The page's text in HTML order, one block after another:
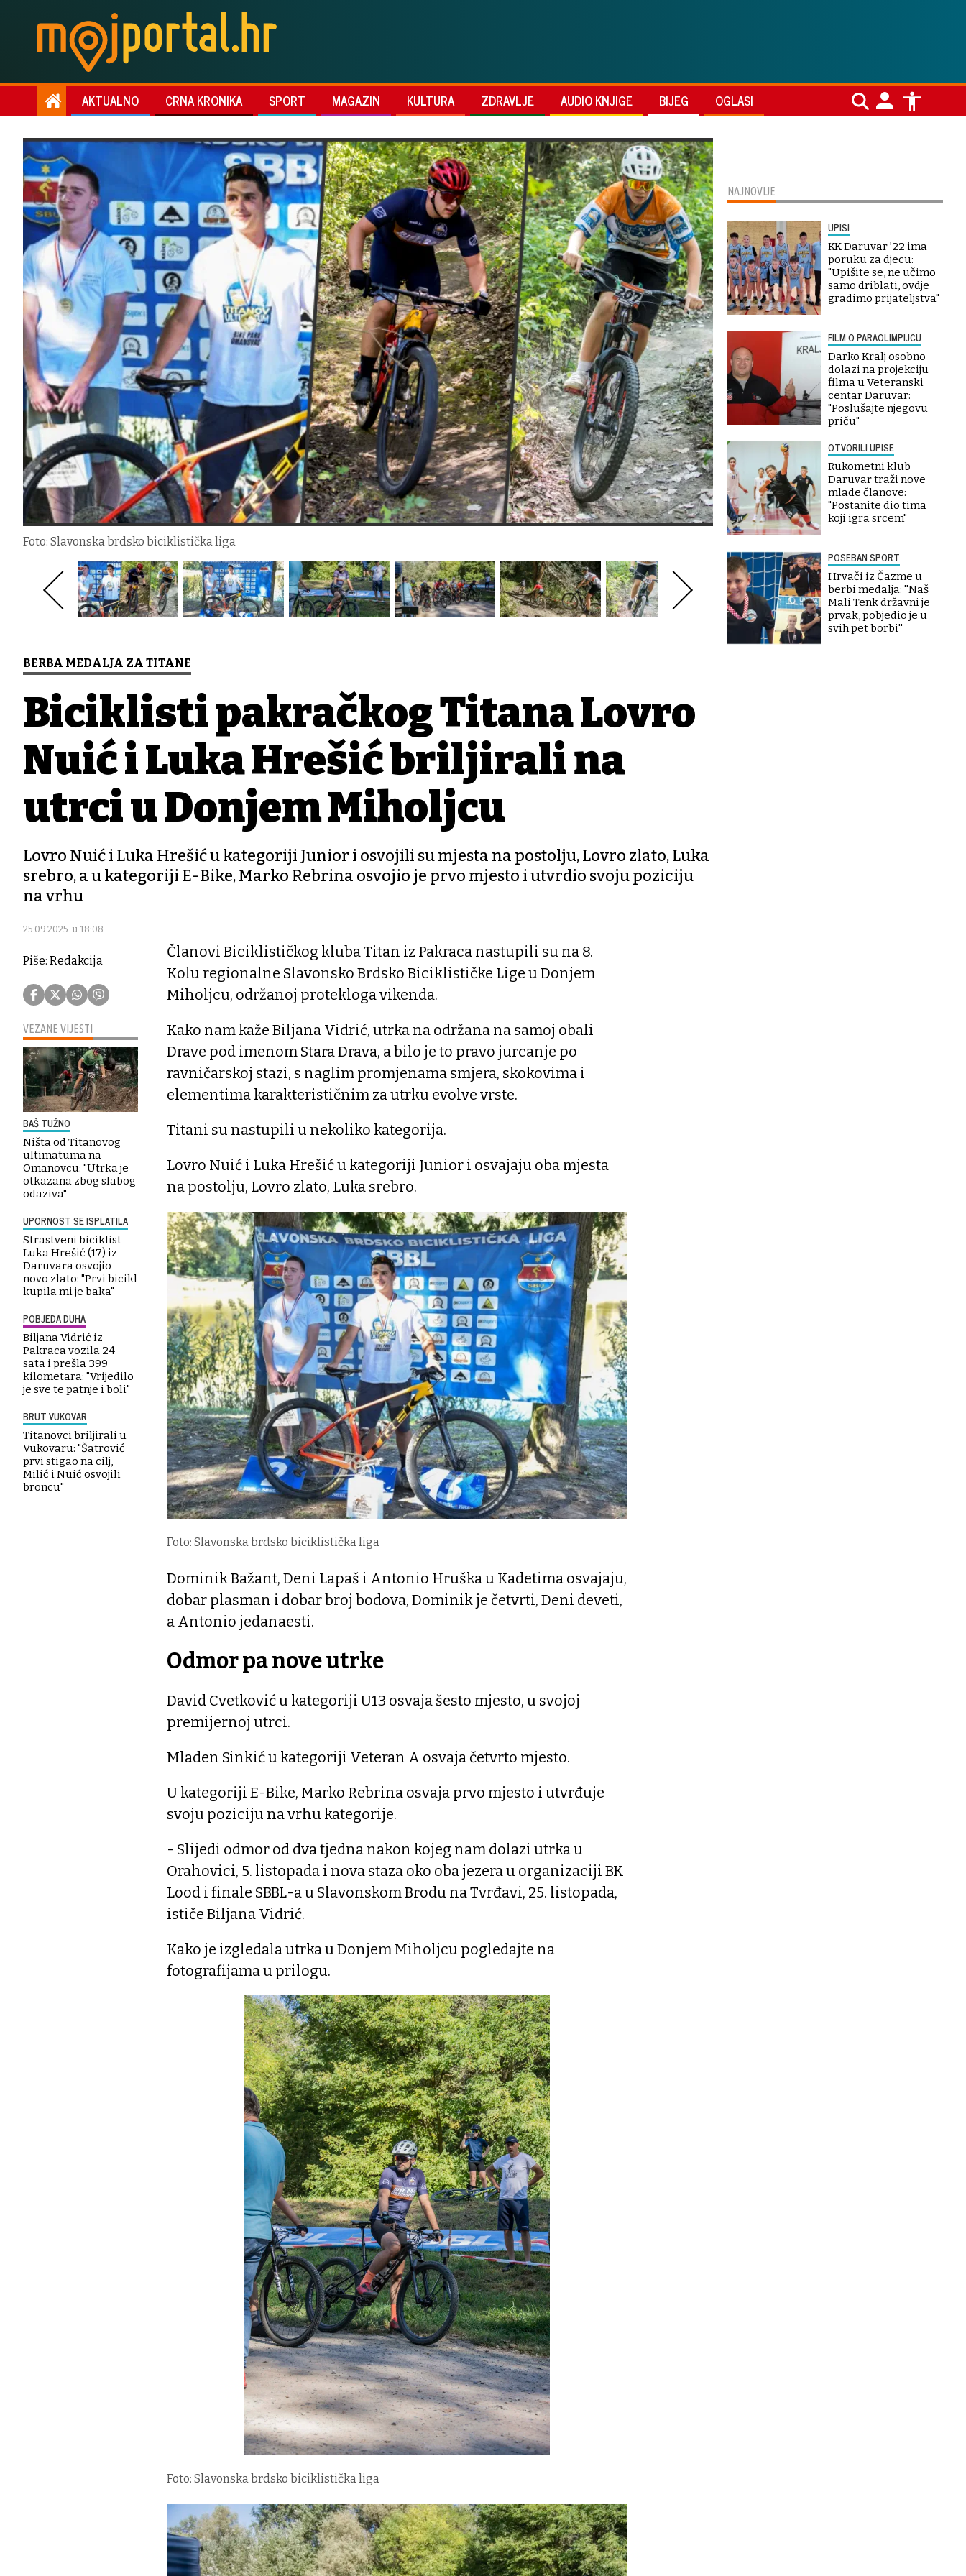
AKTUALNO CRNA KRONIKA SPORT MAGAZIN KULTURA ZDRAVLJE AUDIO KNJIGE BIJEG OGLASI
Foto: Slavonska brdsko biciklistička liga
BERBA MEDALJA ZA TITANE
Biciklisti pakračkog Titana Lovro
Nuić i Luka Hrešić briljirali na
utrci u Donjem Miholjcu
Lovro Nuić i Luka Hrešić u kategoriji Junior i osvojili su mjesta na postolju, Lovro zlato, Luka
srebro, a u kategoriji E-Bike, Marko Rebrina osvojio je prvo mjesto i utvrdio svoju poziciju
na vrhu
25.09.2025. u 18:08
Piše: Redakcija
VEZANE VIJESTI
BAŠ TUŽNO
Ništa od Titanovog
ultimatuma na
Omanovcu: "Utrka je
otkazana zbog slabog
odaziva"
UPORNOST SE ISPLATILA
Strastveni biciklist
Luka Hrešić (17) iz
Daruvara osvojio
novo zlato: "Prvi bicikl
kupila mi je baka"
POBJEDA DUHA
Biljana Vidrić iz
Pakraca vozila 24
sata i prešla 399
kilometara: "Vrijedilo
je sve te patnje i boli"
BRUT VUKOVAR
Titanovci briljirali u
Vukovaru: "Šatrović
prvi stigao na cilj,
Milić i Nuić osvojili
broncu"
Članovi Biciklističkog kluba Titan iz Pakraca nastupili su na 8.
Kolu regionalne Slavonsko Brdsko Biciklističke Lige u Donjem
Miholjcu, održanoj protekloga vikenda.
Kako nam kaže Biljana Vidrić, utrka na održana na samoj obali
Drave pod imenom Stara Drava, a bilo je to pravo jurcanje po
ravničarskoj stazi, s naglim promjenama smjera, skokovima i
elementima karakterističnim za utrku evolve vrste.
Titani su nastupili u nekoliko kategorija.
Lovro Nuić i Luka Hrešić u kategoriji Junior i osvajaju oba mjesta
na postolju, Lovro zlato, Luka srebro.
Foto: Slavonska brdsko biciklistička liga
Dominik Bažant, Deni Lapaš i Antonio Hruška u Kadetima osvajaju,
dobar plasman i dobar broj bodova, Dominik je četvrti, Deni deveti,
a Antonio jedanaesti.
Odmor pa nove utrke
David Cvetković u kategoriji U13 osvaja šesto mjesto, u svojoj
premijernoj utrci.
Mladen Sinkić u kategoriji Veteran A osvaja četvrto mjesto.
U kategoriji E-Bike, Marko Rebrina osvaja prvo mjesto i utvrđuje
svoju poziciju na vrhu kategorije.
- Slijedi odmor od dva tjedna nakon kojeg nam dolazi utrka u
Orahovici, 5. listopada i nova staza oko oba jezera u organizaciji BK
Lood i finale SBBL-a u Slavonskom Brodu na Tvrđavi, 25. listopada,
ističe Biljana Vidrić.
Kako je izgledala utrka u Donjem Miholjcu pogledajte na
fotografijama u prilogu.
Foto: Slavonska brdsko biciklistička liga
NAJNOVIJE
UPISI
KK Daruvar ’22 ima
poruku za djecu:
"Upišite se, ne učimo
samo driblati, ovdje
gradimo prijateljstva"
FILM O PARAOLIMPIJCU
Darko Kralj osobno
dolazi na projekciju
filma u Veteranski
centar Daruvar:
"Poslušajte njegovu
priču"
OTVORILI UPISE
Rukometni klub
Daruvar traži nove
mlade članove:
"Postanite dio tima
koji igra srcem"
POSEBAN SPORT
Hrvači iz Čazme u
berbi medalja: ''Naš
Mali Tenk državni je
prvak, pobjedio je u
svih pet borbi''